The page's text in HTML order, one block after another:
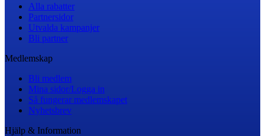
Alla rabatter
Partnersidor
Utvalda kampanjer
Bli partner
Medlemskap
Bli medlem
Mina sidor/Logga in
Så fungerar medlemskapet
Nyhetsbrev
Hjälp & Information